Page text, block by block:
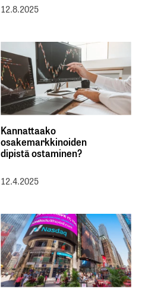
12.8.2025
Kannattaako
osakemarkkinoiden
dipistä ostaminen?
12.4.2025